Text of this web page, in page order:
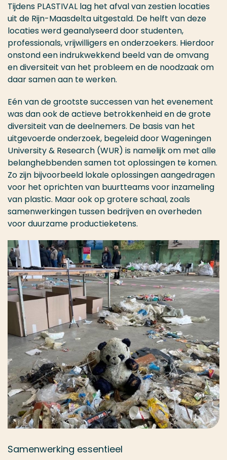
Tijdens PLASTIVAL lag het afval van zestien locaties
uit de Rijn-Maasdelta uitgestald. De helft van deze
locaties werd geanalyseerd door studenten,
professionals, vrijwilligers en onderzoekers. Hierdoor
onstond een indrukwekkend beeld van de omvang
en diversiteit van het probleem en de noodzaak om
daar samen aan te werken.
Eén van de grootste successen van het evenement
was dan ook de actieve betrokkenheid en de grote
diversiteit van de deelnemers. De basis van het
uitgevoerde onderzoek, begeleid door Wageningen
University & Research (WUR) is namelijk om met alle
belanghebbenden samen tot oplossingen te komen.
Zo zijn bijvoorbeeld lokale oplossingen aangedragen
voor het oprichten van buurtteams voor inzameling
van plastic. Maar ook op grotere schaal, zoals
samenwerkingen tussen bedrijven en overheden
voor duurzame productieketens.
Samenwerking essentieel